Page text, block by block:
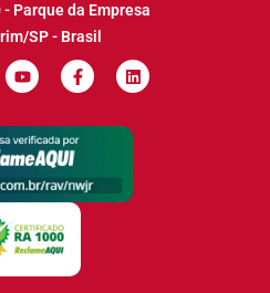
- Parque da Empresa
SP - Brasil